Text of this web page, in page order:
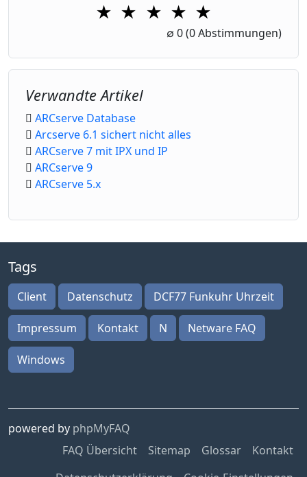
★ ★
2 Stars
★
3 Stars
★
4 Stars
★
5 Stars
∅ 0(0 Abstimmungen)
Verwandte Artikel
ARCserve Database
Arcserve 6.1 sichert nicht alles
ARCserve 7 mit IPX und IP
ARCserve 9
ARCserve 5.x
Tags
Client Datenschutz DCF77 Funkuhr Uhrzeit
Impressum Kontakt N Netware FAQ
Windows
powered by phpMyFAQ
FAQ Übersicht
Sitemap Glossar
Kontakt